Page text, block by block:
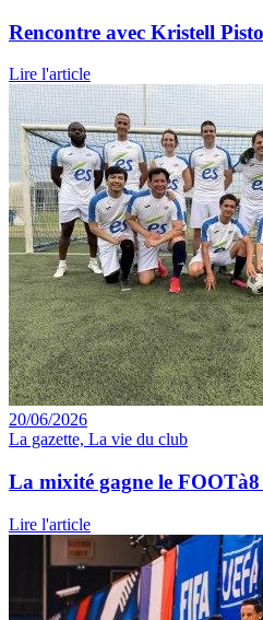
Rencontre avec Kristell
Lire l'article
20/06/2026
La gazette, La vie du club
La mixité gagne le
Lire l'article